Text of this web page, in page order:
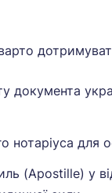
документа
нотаріуса для
(Apostille) у